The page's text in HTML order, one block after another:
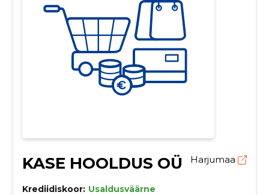
KASE HOOLDUS OÜ Harjumaa
Krediidiskoor: Usaldusväärne